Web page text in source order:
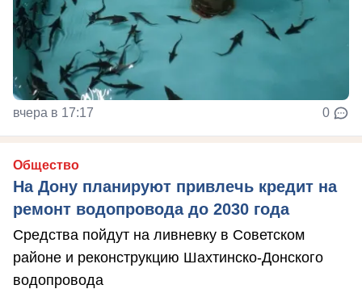
вчера в 17:17 0
Общество
На Дону планируют привлечь кредит на
ремонт водопровода до 2030 года
Средства пойдут на ливневку в Советском
районе и реконструкцию Шахтинско-Донского
водопровода